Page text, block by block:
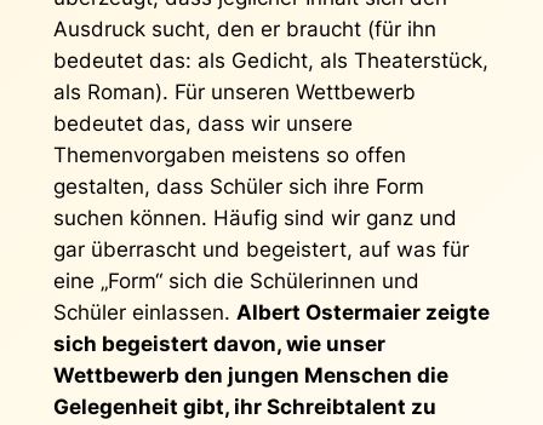
Ausdruck sucht, den er braucht (für ihn
bedeutet das: als Gedicht, als Theaterstück,
als Roman). Für unseren Wettbewerb
bedeutet das, dass wir unsere
Themenvorgaben meistens so offen
gestalten, dass Schüler sich ihre Form
suchen können. Häufig sind wir ganz und
gar überrascht und begeistert, auf was für
eine „Form“ sich die Schülerinnen und
Schüler einlassen. Albert Ostermaier zeigte
sich begeistert davon, wie unser
Wettbewerb den jungen Menschen die
Gelegenheit gibt, ihr Schreibtalent zu